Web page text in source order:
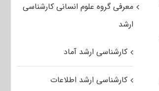
معرفی گروه علوم انسانی کارشناسی
ارشد
کارشناسی ارشد آماد
کارشناسی ارشد اطلاعات